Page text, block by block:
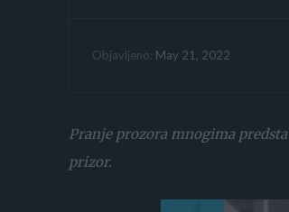
Objavljeno: May 21, 2022
Pranje prozora mnogima
prizor.